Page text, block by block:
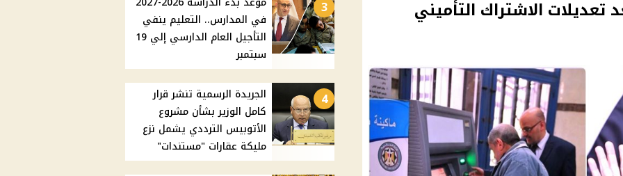
الاشتراك التأميني
3
في المدارس.. التعليم ينفي
التأجيل العام الدارسي إلي 19
سبتمبر
4
الجريدة الرسمية تنشر قرار
كامل الوزير بشأن مشروع
الأتوبيس الترددي يشمل نزع
مليكة عقارات "مستندات"